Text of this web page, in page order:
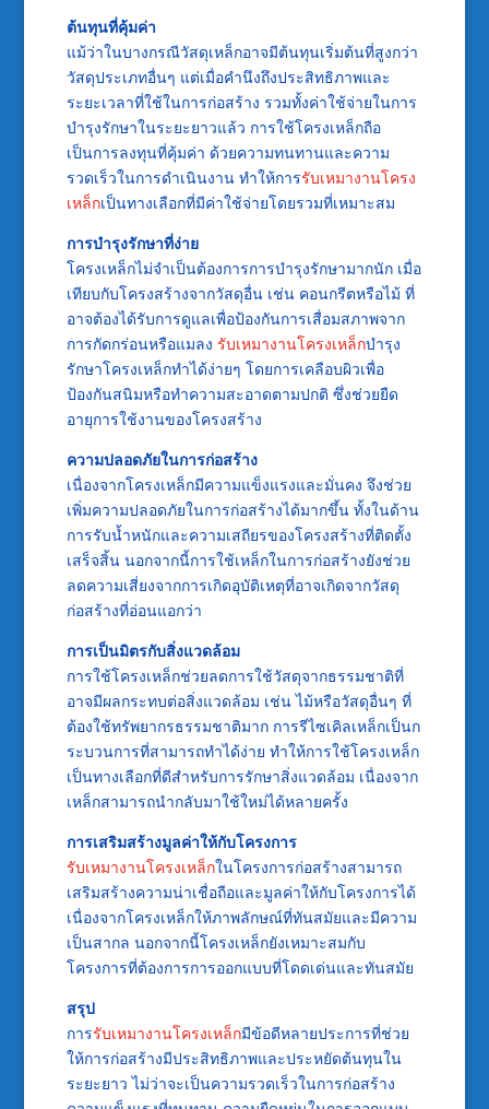
ต้นทุนที่คุ้มค่า
แม้ว่าในบางกรณีวัสดุเหล็กอาจมีต้นทุนเริ่มต้นที่สูงกว่า
วัสดุประเภทอื่นๆ แต่เมื่อคำนึงถึงประสิทธิภาพและ
ระยะเวลาที่ใช้ในการก่อสร้าง รวมทั้งค่าใช้จ่ายในการ
บำรุงรักษาในระยะยาวแล้ว การใช้โครงเหล็กถือ
เป็นการลงทุนที่คุ้มค่า ด้วยความทนทานและความ
รวดเร็วในการดำเนินงาน ทำให้การรับเหมางานโครง
เหล็กเป็นทางเลือกที่มีค่าใช้จ่ายโดยรวมที่เหมาะสม
การบำรุงรักษาที่ง่าย
โครงเหล็กไม่จำเป็นต้องการการบำรุงรักษามากนัก เมื่อ
เทียบกับโครงสร้างจากวัสดุอื่น เช่น คอนกรีตหรือไม้ ที่
อาจต้องได้รับการดูแลเพื่อป้องกันการเสื่อมสภาพจาก
การกัดกร่อนหรือแมลง รับเหมางานโครงเหล็กบำรุง
รักษาโครงเหล็กทำได้ง่ายๆ โดยการเคลือบผิวเพื่อ
ป้องกันสนิมหรือทำความสะอาดตามปกติ ซึ่งช่วยยืด
อายุการใช้งานของโครงสร้าง
ความปลอดภัยในการก่อสร้าง
เนื่องจากโครงเหล็กมีความแข็งแรงและมั่นคง จึงช่วย
เพิ่มความปลอดภัยในการก่อสร้างได้มากขึ้น ทั้งในด้าน
การรับน้ำหนักและความเสถียรของโครงสร้างที่ติดตั้ง
เสร็จสิ้น นอกจากนี้การใช้เหล็กในการก่อสร้างยังช่วย
ลดความเสี่ยงจากการเกิดอุบัติเหตุที่อาจเกิดจากวัสดุ
ก่อสร้างที่อ่อนแอกว่า
การเป็นมิตรกับสิ่งแวดล้อม
การใช้โครงเหล็กช่วยลดการใช้วัสดุจากธรรมชาติที่
อาจมีผลกระทบต่อสิ่งแวดล้อม เช่น ไม้หรือวัสดุอื่นๆ ที่
ต้องใช้ทรัพยากรธรรมชาติมาก การรีไซเคิลเหล็กเป็นก
ระบวนการที่สามารถทำได้ง่าย ทำให้การใช้โครงเหล็ก
เป็นทางเลือกที่ดีสำหรับการรักษาสิ่งแวดล้อม เนื่องจาก
เหล็กสามารถนำกลับมาใช้ใหม่ได้หลายครั้ง
การเสริมสร้างมูลค่าให้กับโครงการ
รับเหมางานโครงเหล็กในโครงการก่อสร้างสามารถ
เสริมสร้างความน่าเชื่อถือและมูลค่าให้กับโครงการได้
เนื่องจากโครงเหล็กให้ภาพลักษณ์ที่ทันสมัยและมีความ
เป็นสากล นอกจากนี้โครงเหล็กยังเหมาะสมกับ
โครงการที่ต้องการการออกแบบที่โดดเด่นและทันสมัย
สรุป
การรับเหมางานโครงเหล็กมีข้อดีหลายประการที่ช่วย
ให้การก่อสร้างมีประสิทธิภาพและประหยัดต้นทุนใน
ระยะยาว ไม่ว่าจะเป็นความรวดเร็วในการก่อสร้าง